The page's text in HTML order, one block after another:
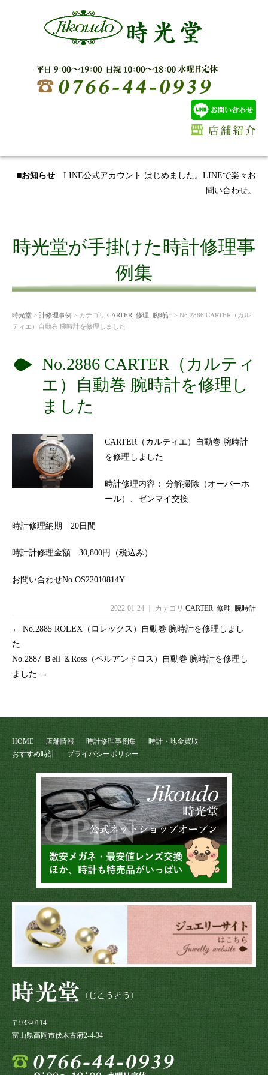
■お知らせ LINE公式アカウント はじめました。LINEで楽々お
問い合わせ。
時光堂が手掛けた時計修理事
例集
時光堂 > 計修理事例 > カテゴリ CARTER 修理 腕時計 > No.2886 CARTER（カル
ティエ）自動巻 腕時計を修理しました
No.2886 CARTER（カルティ
エ）自動巻 腕時計を修理し
ました
CARTER（カルティエ）自動巻 腕時計
を修理しました
時計修理内容： 分解掃除（オーバーホ
ール）、ゼンマイ交換
時計修理納期 20日間
時計計修理金額 30,800円（税込み）
お問い合わせNo.OS22010814Y
2022-01-24 ｜ カテゴリ CARTER, 修理, 腕時計
← No.2885 ROLEX（ロレックス）自動巻 腕時計を修理しまし
た
No.2887 Ｂell ＆Ross（ベルアンドロス）自動巻 腕時計を修理し
ました →
HOME 店舗情報 時計修理事例集
時計・地金買取
おすすめ時計
プライバシーポリシー
〒933-0114
富山県高岡市伏木古府2-4-34